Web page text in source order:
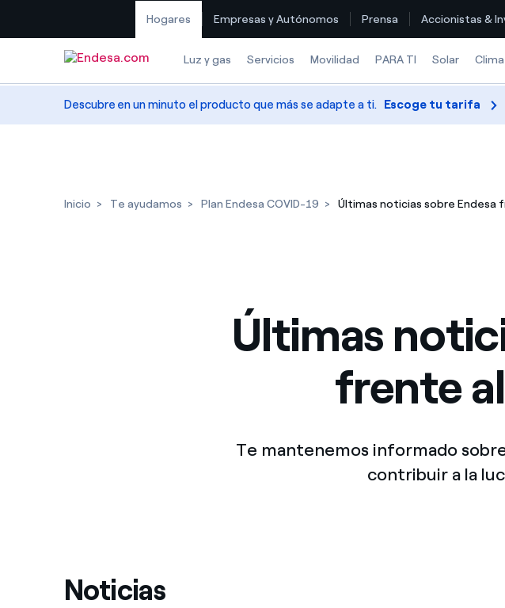
Hogares Empresas y Autónomos Prensa Accionistas &
Luz y gas Servicios Movilidad PARA TI Solar
¿Has recibido una
¿Gestionas varias
Descubre en un minuto el producto que más se adapte a ti. Escoge tu tarifa
Inicio Te ayudamos Plan Endesa COVID-19 Últimas noticias sobre Endesa
Últimas
frente
Te mantenemos informado
contribuir a la
Noticias